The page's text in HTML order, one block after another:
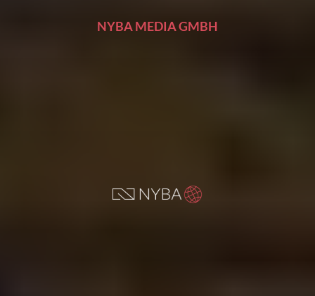
NYBA MEDIA GMBH